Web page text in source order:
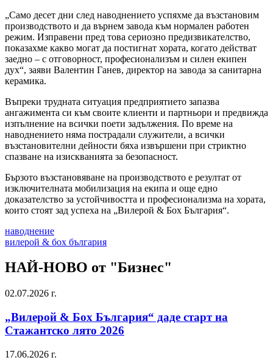
„Само десет дни след наводнението успяхме да възстановим
производството и да върнем завода към нормален работен
режим. Изправени пред това сериозно предизвикателство,
показахме какво могат да постигнат хората, когато действат
заедно – с отговорност, професионализъм и силен екипен
дух“, заяви Валентин Ганев, директор на завода за санитарна
керамика.
Въпреки трудната ситуация предприятието запазва
ангажимента си към своите клиенти и партньори и предвижда
изпълнение на всички поети задължения. По време на
наводнението няма пострадали служители, а всички
възстановителни дейности бяха извършени при стриктно
спазване на изискванията за безопасност.
Бързото възстановяване на производството е резултат от
изключителната мобилизация на екипа и още едно
доказателство за устойчивостта и професионализма на хората,
които стоят зад успеха на „Вилерой & Бох България“.
наводнение
вилерой & бох българия
НАЙ-НОВО от "Бизнес"
02.07.2026 г.
„Вилерой & Бох България“ даде старт на
Стажантско лято 2026
17.06.2026 г.